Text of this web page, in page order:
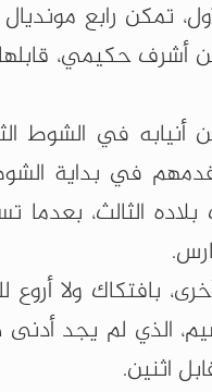
من أشرف حكيمي،
في الشوط
في بداية
الثالث، بعدما
مرة أخرى، بافتكاك
لم يجد أدنى
اثنين.